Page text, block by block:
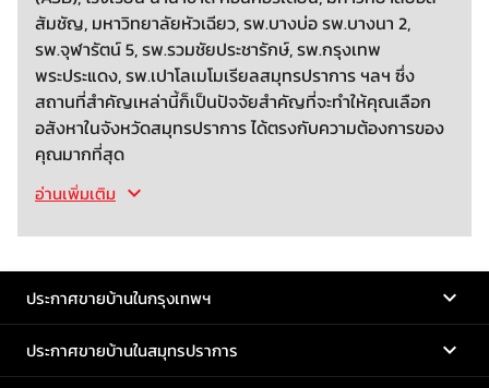
สัมชัญ, มหาวิทยาลัยหัวเฉียว, รพ.บางบ่อ รพ.บางนา 2,
รพ.จุฬารัตน์ 5, รพ.รวมชัยประชารักษ์, รพ.กรุงเทพ
พระประแดง, รพ.เปาโลเมโมเรียลสมุทรปราการ ฯลฯ ซึ่ง
สถานที่สำคัญเหล่านี้ก็เป็นปัจจัยสำคัญที่จะทำให้คุณเลือก
อสังหาในจังหวัดสมุทรปราการ ได้ตรงกับความต้องการของ
คุณมากที่สุด
อ่านเพิ่มเติม
ประกาศขายบ้านในกรุงเทพฯ
ประกาศขายบ้านในสมุทรปราการ